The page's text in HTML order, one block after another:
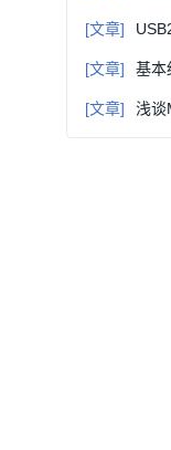
[文章] USB2.0
[文章] 基本绝缘、
[文章] 浅谈